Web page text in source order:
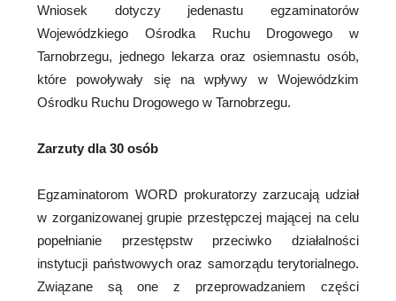
Wniosek dotyczy jedenastu egzaminatorów
Wojewódzkiego Ośrodka Ruchu Drogowego w
Tarnobrzegu, jednego lekarza oraz osiemnastu osób,
które powoływały się na wpływy w Wojewódzkim
Ośrodku Ruchu Drogowego w Tarnobrzegu.
Zarzuty dla 30 osób
Egzaminatorom WORD prokuratorzy zarzucają udział
w zorganizowanej grupie przestępczej mającej na celu
popełnianie przestępstw przeciwko działalności
instytucji państwowych oraz samorządu terytorialnego.
Związane są one z przeprowadzaniem części